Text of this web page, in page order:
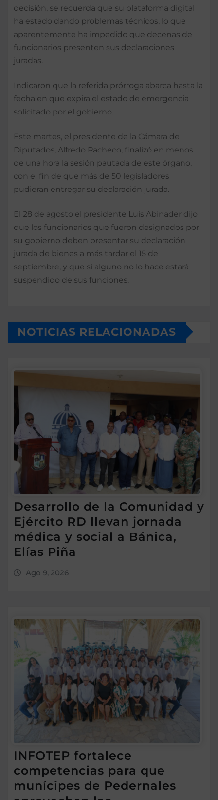
decisión, se recuerda que su plataforma digital
ha estado dando problemas técnicos, lo que
aparentemente ha impedido que decenas de
funcionarios presenten sus declaraciones
juradas.
Indicaron que la referida prórroga abarca hasta la
fecha en que expira el estado de emergencia
solicitado por el gobierno.
Este martes, el presidente de la Cámara de
Diputados, Alfredo Pacheco, finalizó en menos
de una hora la sesión pautada de este órgano,
con el fin de que más de 50 legisladores
pudieran entregar su declaración jurada.
El 28 de agosto el presidente Luis Abinader dijo
que los funcionarios que fueron designados por
su gobierno deben presentar su declaración
jurada de bienes a más tardar el 15 de
septiembre, y que si alguno no lo hace estará
suspendido de sus funciones.
NOTICIAS RELACIONADAS
Desarrollo de la Comunidad y
Ejército RD llevan jornada
médica y social a Bánica,
Elías Piña
Ago 9, 2026
INFOTEP fortalece
competencias para que
munícipes de Pedernales